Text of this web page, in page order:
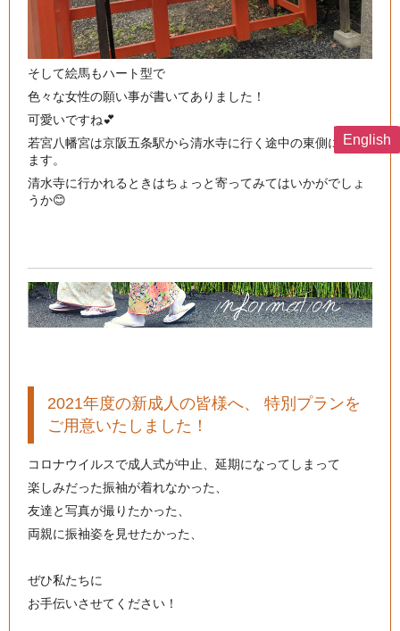
そして絵馬もハート型で
色々な女性の願い事が書いてありました！
可愛いですね💕
若宮八幡宮は京阪五条駅から清水寺に行く途中の東側にあり
ます。
清水寺に行かれるときはちょっと寄ってみてはいかがでしょ
うか😊
2021年度の新成人の皆様へ、 特別プランを
ご用意いたしました！
コロナウイルスで成人式が中止、延期になってしまって
楽しみだった振袖が着れなかった、
友達と写真が撮りたかった、
両親に振袖姿を見せたかった、
ぜひ私たちに
お手伝いさせてください！
English